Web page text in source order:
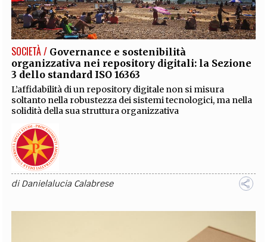
EXTRA
CODICI RUBRICHE LIBRI PROCEEDINGS PUBBLICITÀ CONTATTI
SOCIAL MEDIA
SOCIETÀ / Governance e sostenibilità
organizzativa nei repository digitali: la Sezione
3 dello standard ISO 16363
L’affidabilità di un repository digitale non si misura
soltanto nella robustezza dei sistemi tecnologici, ma nella
solidità della sua struttura organizzativa
diDanielalucia Calabrese